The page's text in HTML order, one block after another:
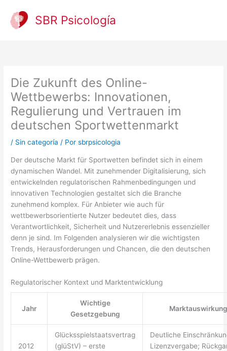
contenido
SBR Psicología
Die Zukunft des Online-
Wettbewerbs: Innovationen,
Regulierung und Vertrauen im
deutschen Sportwettenmarkt
/ Sin categoría / Porsbrpsicologia
Der deutsche Markt für Sportwetten befindet sich in einem
dynamischen Wandel. Mit zunehmender Digitalisierung, sich
entwickelnden regulatorischen Rahmenbedingungen und
innovativen Technologien gestaltet sich die Branche
zunehmend komplex. Für Anbieter wie auch für
wettbewerbsorientierte Nutzer bedeutet dies, dass
Verantwortlichkeit, Sicherheit und Nutzererlebnis essenzieller
denn je sind. Im Folgenden analysieren wir die wichtigsten
Trends, Herausforderungen und Chancen, die den deutschen
Online-Wettbewerb prägen.
Regulatorischer Kontext und Marktentwicklung
Jahr
Wichtige
Gesetzgebung
2012
Glücksspielstaatsvertrag
(glüStV) – erste
Deutliche
Lizenzvergabe;